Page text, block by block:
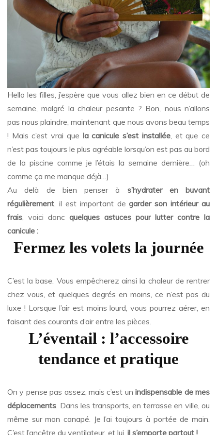
Hello les filles, j’espère que vous allez bien en ce début de
semaine, malgré la chaleur pesante ? Bon, nous n’allons
pas nous plaindre, maintenant que nous avons beau temps
! Mais c’est vrai que la canicule s’est installée, et que ce
n’est pas toujours le plus agréable lorsqu’on est pas au bord
de la piscine comme je l’étais la semaine dernière… (oh
comme ça me manque déjà…)
Au delà de bien penser à s’hydrater en buvant
régulièrement , il est important degarder son intérieur au
frais , voici donc quelques astuces pour lutter contre la
canicule :
Fermez les volets la journée
C’est la base. Vous empêcherez ainsi la chaleur de rentrer
chez vous, et quelques degrés en moins, ce n’est pas du
luxe ! Lorsque l’air est moins lourd, vous pourrez aérer, en
faisant des courants d’air entre les pièces.
L’éventail : l’accessoire
tendance et pratique
On y pense pas assez, mais c’est un indispensable de mes
déplacements . Dans les transports, en terrasse en ville, ou
même sur mon canapé. Je l’ai toujours à portée de main.
C’est l’ancêtre du ventilateur, et lui, il s’emporte partout !